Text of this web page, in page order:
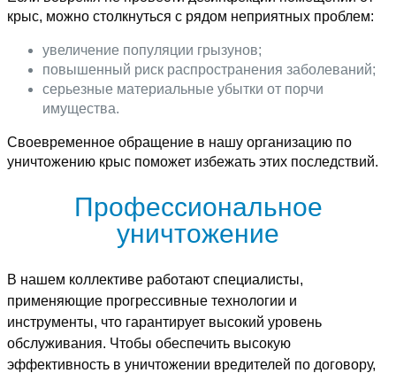
крыс, можно столкнуться с рядом неприятных проблем:
увеличение популяции грызунов;
повышенный риск распространения заболеваний;
серьезные материальные убытки от порчи
имущества.
Своевременное обращение в нашу организацию по
уничтожению крыс поможет избежать этих последствий.
Профессиональное
уничтожение
В нашем коллективе работают специалисты,
применяющие прогрессивные технологии и
инструменты, что гарантирует высокий уровень
обслуживания. Чтобы обеспечить высокую
эффективность в уничтожении вредителей по договору,